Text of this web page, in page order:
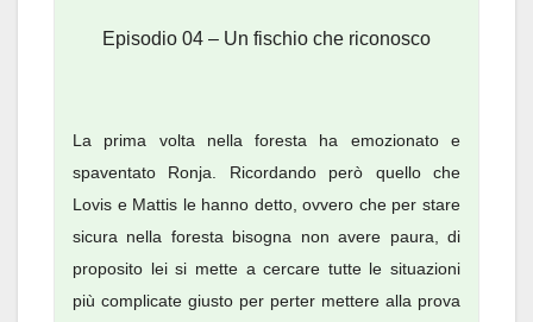
Episodio 04 – Un fischio che riconosco
La prima volta nella foresta ha emozionato e
spaventato Ronja. Ricordando però quello che
Lovis e Mattis le hanno detto, ovvero che per stare
sicura nella foresta bisogna non avere paura, di
proposito lei si mette a cercare tutte le situazioni
più complicate giusto per perter mettere alla prova